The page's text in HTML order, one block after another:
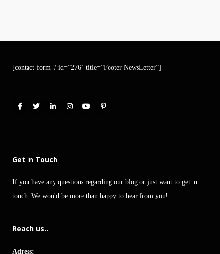
[contact-form-7 id=”276″ title=”Footer NewsLetter”]
Get In Touch
If you have any questions regarding our blog or just want to get in
touch, We would be more than happy to hear from you!
Reach us..
Adress: